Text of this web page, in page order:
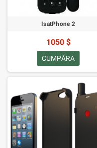
IsatPhone 2
1050 $
CUMPĂRA